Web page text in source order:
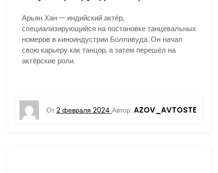
Арьян Хан — индийский актёр,
специализирующийся на постановке танцевальных
номеров в киноиндустрии Болливуда. Он начал
свою карьеру как танцор, а затем перешёл на
актёрские роли.
От 2 февраля 2024 Автор: AZOV_AVTOSTE